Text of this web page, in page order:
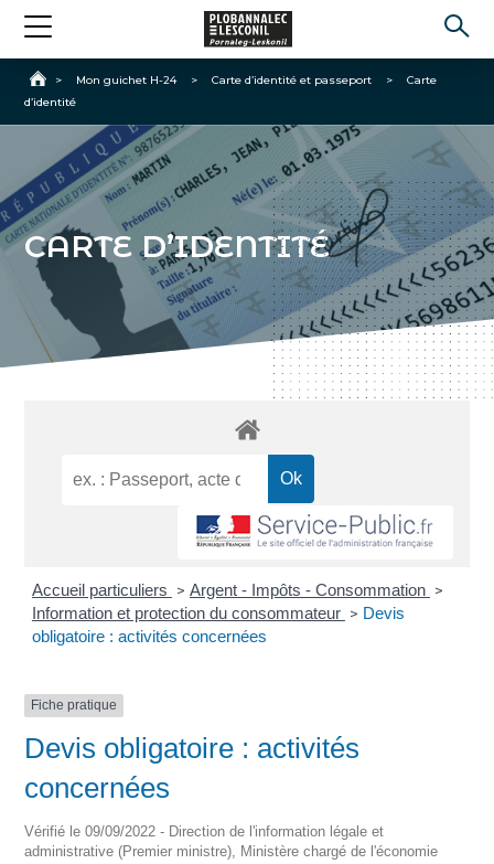
Accueil
> Mon guichet H-24 > Carte d’identité et passeport >
Carte
d’identité
CARTE D’IDENTITÉ
Accueil particuliers > Argent - Impôts - Consommation >
Information et protection du consommateur > Devis
obligatoire : activités concernées
Fiche pratique
Devis obligatoire : activités
concernées
Vérifié le 09/09/2022 - Direction de l'information légale et
administrative (Premier ministre), Ministère chargé de l'économie